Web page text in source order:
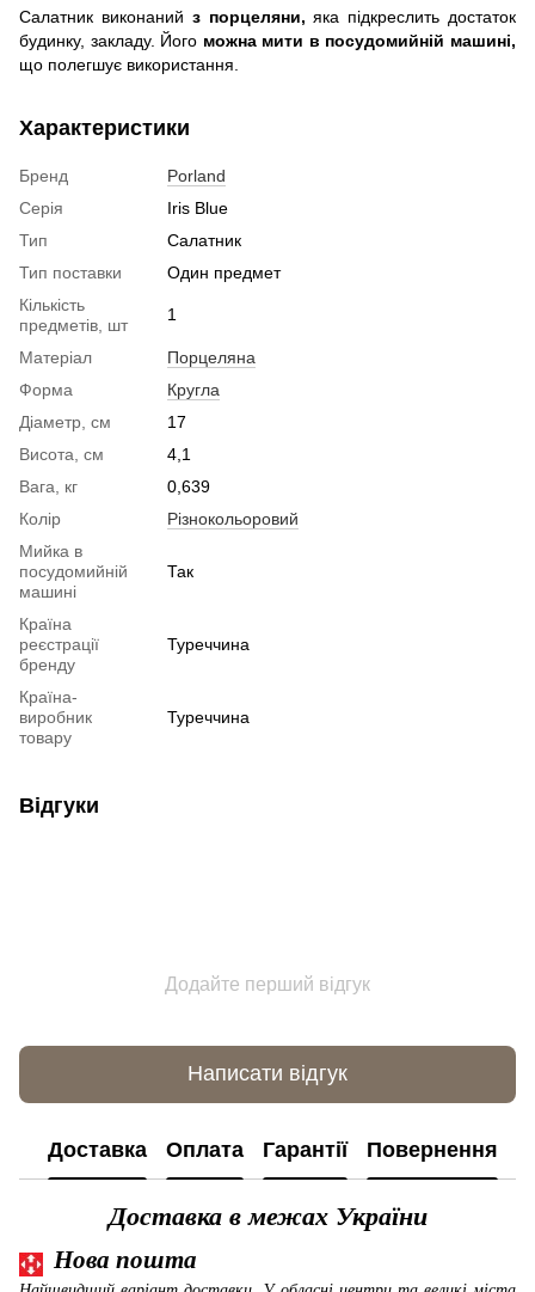
Салатник виконаний з порцеляни, яка підкреслить достаток
будинку, закладу. Його можна мити в посудомийній машині,
що полегшує використання.
Характеристики
Бренд
Porland
Серія
Iris Blue
Тип
Салатник
Тип поставки
Один предмет
Кількість
предметів, шт
1
Матеріал
Порцеляна
Форма
Кругла
Діаметр, см
17
Висота, см
4,1
Вага, кг
0,639
Колір
Різнокольоровий
Мийка в
посудомийній
машині
Так
Країна
реєстрації
бренду
Туреччина
Країна-
виробник
товару
Туреччина
Відгуки
Додайте перший відгук
Написати відгук
Доставка Оплата Гарантії Повернення
Доставка в межах України
Нова пошта